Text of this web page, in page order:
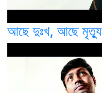
আছে দুঃখ, আছে মৃত্যু